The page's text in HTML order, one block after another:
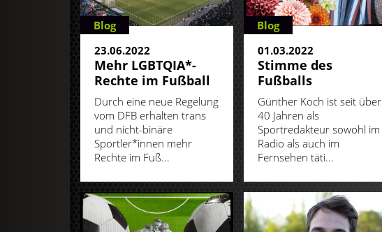
Blog
23.06.2022
Mehr LGBTQIA*-
Rechte im Fußball
Durch eine neue Regelung
vom DFB erhalten trans
und nicht-binäre
Sportler*innen mehr
Rechte im Fuß...
Blog
01.03.2022
Stimme des
Fußballs
Günther Koch ist seit über
40 Jahren als
Sportredakteur sowohl im
Radio als auch im
Fernsehen täti...